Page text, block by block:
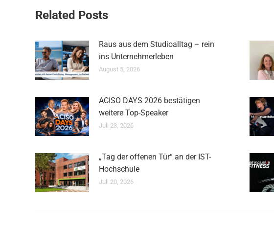
Related Posts
Raus aus dem Studioalltag – rein
ins Unternehmerleben
August 5, 2026
ACISO DAYS 2026 bestätigen
weitere Top-Speaker
Juli 23, 2026
„Tag der offenen Tür“ an der IST-
Hochschule
Juli 20, 2026